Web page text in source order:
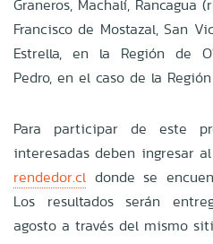
Graneros, Machalí, Rancagua
Francisco de Mostazal, San
Estrella, en la Región de
Pedro, en el caso de la
Para participar de este
interesadas deben ingresar
rendedor.cl donde se
Los resultados serán
agosto a través del mismo